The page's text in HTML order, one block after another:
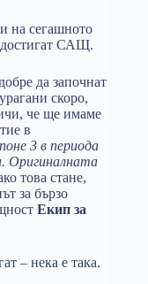
на сегашното
достигат САЩ.
да започнат
скоро,
че ще имаме
в
3 в периода
Оригиналната
това стане,
за бързо
Екип за
– нека е така.